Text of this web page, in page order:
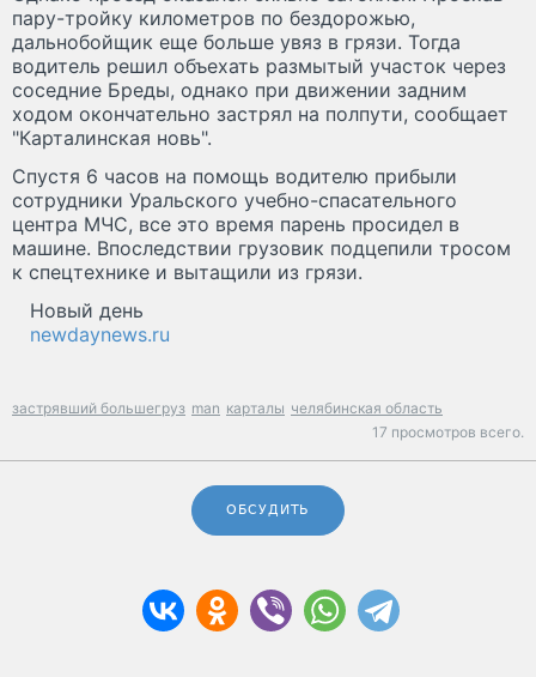
пару-тройку километров по бездорожью,
дальнобойщик еще больше увяз в грязи. Тогда
водитель решил объехать размытый участок через
соседние Бреды, однако при движении задним
ходом окончательно застрял на полпути, сообщает
"Карталинская новь".
Спустя 6 часов на помощь водителю прибыли
сотрудники Уральского учебно-спасательного
центра МЧС, все это время парень просидел в
машине. Впоследствии грузовик подцепили тросом
к спецтехнике и вытащили из грязи.
Новый день
newdaynews.ru
застрявший большегруз man карталы челябинская область
17 просмотров всего.
ОБСУДИТЬ